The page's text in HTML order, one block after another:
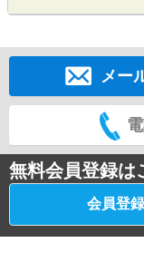
メー
無料会員登録は
会員登録